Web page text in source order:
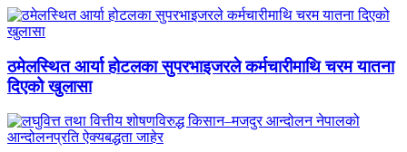
ठमेलस्थित आर्या होटलका सुपरभाइजरले कर्मचारीमाथि चरम यातना
दिएको खुलासा